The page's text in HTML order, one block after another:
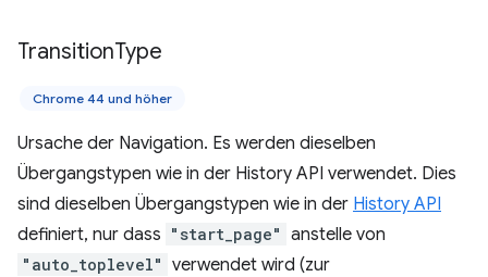
TransitionType
Chrome 44 und höher
Ursache der Navigation. Es werden dieselben
Übergangstypen wie in der History API verwendet. Dies
sind dieselben Übergangstypen wie in der History API
definiert, nur dass "start_page" anstelle von
"auto_toplevel" verwendet wird (zur